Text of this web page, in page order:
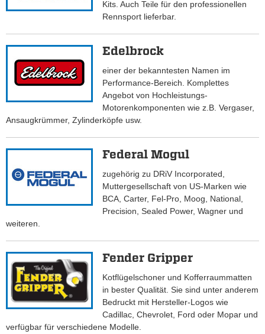
Kits. Auch Teile für den professionellen
Rennsport lieferbar.
Edelbrock
einer der bekanntesten Namen im
Performance-Bereich. Komplettes
Angebot von Hochleistungs-
Motorenkomponenten wie z.B. Vergaser,
Ansaugkrümmer, Zylinderköpfe usw.
Federal Mogul
zugehörig zu DRiV Incorporated,
Muttergesellschaft von US-Marken wie
BCA, Carter, Fel-Pro, Moog, National,
Precision, Sealed Power, Wagner und
weiteren.
Fender Gripper
Kotflügelschoner und Kofferraummatten
in bester Qualität. Sie sind unter anderem
Bedruckt mit Hersteller-Logos wie
Cadillac, Chevrolet, Ford oder Mopar und
verfügbar für verschiedene Modelle.